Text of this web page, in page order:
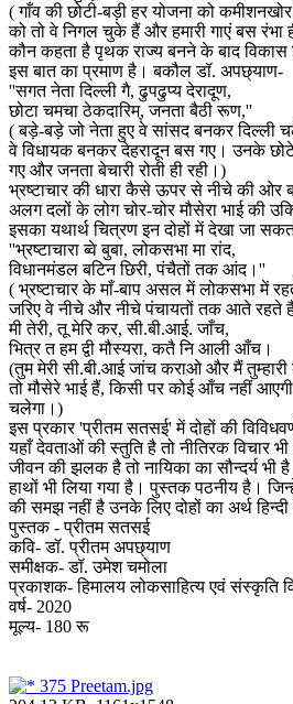
( गाँव की छोटी-बड़ी हर योजना को
को तो वे निगल चुके हैं और हमारी गाएं बस रंभा
कौन कहता है पृथक राज्य बनने के बाद
इस बात का प्रमाण है। बकौल डॉ. अपछ्याण-
''सगत नेता दिल्ली गै, ढुपढुप्य देरादूण,
छोटा चमचा ठेकदारिम्, जनता बैठी रूण,''
( बड़े-बड़े जो नेता हुए वे सांसद बनकर दिल्ली
वे विधायक बनकर देहरादून बस गए। उनके
गए और जनता बेचारी रोती ही रही।)
भ्रष्टाचार की धारा कैसे ऊपर से नीचे की ओर
अलग दलों के लोग चोर-चोर मौसेरा भाई की
इसका यथार्थ चित्रण इन दोहों में देखा जा
''भ्रष्टाचारा ब्वे बुबा, लोकसभा मा रांद,
विधानमंडल बटिन छिरी, पंचैतों तक आंद।''
( भ्रष्टाचार के माँ-बाप असल में लोकसभा में
जरिए वे नीचे और नीचे पंचायतों तक आते रहते
मी तेरी, तू मेरि कर, सी.बी.आई. जाँच,
भित्र त हम द्वी मौस्यरा, कतै नि आली आँच।
(तुम मेरी सी.बी.आई जांच कराओ और मैं तुम्हारी
तो मौसेरे भाई हैं, किसी पर कोई आँच नहीं
चलेगा।)
इस प्रकार 'प्रीतम सतसई' में दोहों की
यहाँ देवताओं की स्तुति है तो नीतिरक विचार
जीवन की झलक है तो नायिका का सौन्दर्य भी
हाथों भी लिया गया है। पुस्तक पठनीय है।
की समझ नहीं है उनके लिए दोहों का अर्थ हिन्दी
पुस्तक - प्रीतम सतसई
कवि- डॉ. प्रीतम अपछ्याण
समीक्षक- डॉ. उमेश चमोला
प्रकाशक- हिमालय लोकसाहित्य एवं संस्कृति
वर्ष- 2020
मूल्य- 180 रू
375 Preetam.jpg